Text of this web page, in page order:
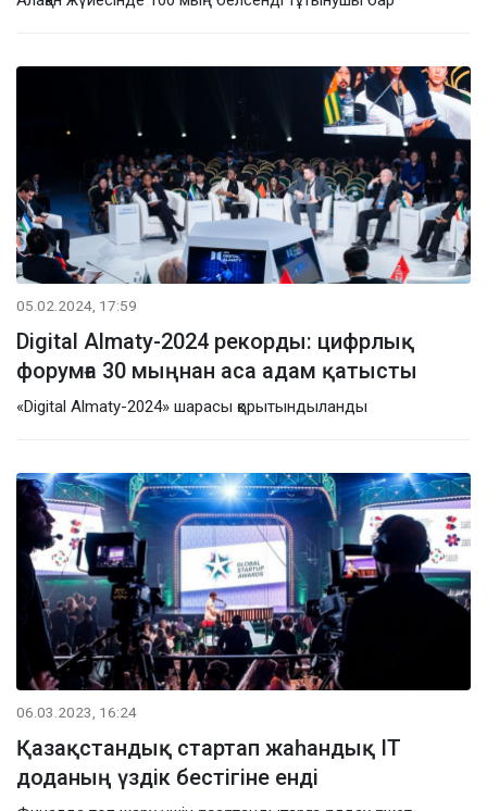
05.02.2024, 17:59
Digital Almaty-2024 рекорды: цифрлық
форумға 30 мыңнан аса адам қатысты
«Digital Almaty-2024» шарасы қорытындыланды
06.03.2023, 16:24
Қазақстандық стартап жаһандық IT
доданың үздік бестігіне енді